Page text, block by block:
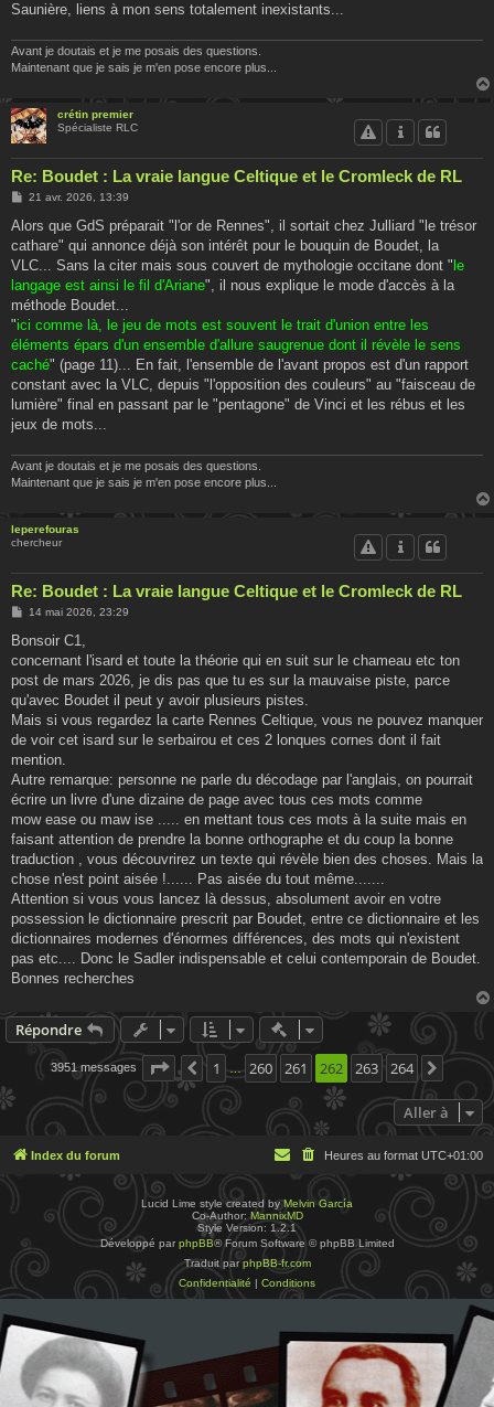
Saunière, liens à mon sens totalement inexistants...
Avant je doutais et je me posais des questions.
Maintenant que je sais je m'en pose encore plus...
crétin premier
Spécialiste RLC
Re: Boudet : La vraie langue Celtique et le Cromleck de RL
M
s
a
g
21 avr. 2026, 13:39
Alors que GdS préparait "l'or de Rennes", il sortait chez Julliard "le trésor
cathare" qui annonce déjà son intérêt pour le bouquin de Boudet, la
VLC... Sans la citer mais sous couvert de mythologie occitane dont " le
langage est ainsi le fil d'Ariane", il nous explique le mode d'accès à la
méthode Boudet...
"ici comme là, le jeu de mots est souvent le trait d'union entre les
éléments épars d'un ensemble d'allure saugrenue dont il révèle le sens
caché" (page 11)... En fait, l'ensemble de l'avant propos est d'un rapport
constant avec la VLC, depuis "l'opposition des couleurs" au "faisceau de
lumière" final en passant par le "pentagone" de Vinci et les rébus et les
jeux de mots...
Avant je doutais et je me posais des questions.
Maintenant que je sais je m'en pose encore plus...
leperefouras
chercheur
Re: Boudet : La vraie langue Celtique et le Cromleck de RL
M
s
a
g
14 mai 2026, 23:29
Bonsoir C1,
concernant l'isard et toute la théorie qui en suit sur le chameau etc ton
post de mars 2026, je dis pas que tu es sur la mauvaise piste, parce
qu'avec Boudet il peut y avoir plusieurs pistes.
Mais si vous regardez la carte Rennes Celtique, vous ne pouvez manquer
de voir cet isard sur le serbairou et ces 2 lonques cornes dont il fait
mention.
Autre remarque: personne ne parle du décodage par l'anglais, on pourrait
écrire un livre d'une dizaine de page avec tous ces mots comme
mow ease ou maw ise ..... en mettant tous ces mots à la suite mais en
faisant attention de prendre la bonne orthographe et du coup la bonne
traduction , vous découvrirez un texte qui révèle bien des choses. Mais la
chose n'est point aisée !...... Pas aisée du tout même.......
Attention si vous vous lancez là dessus, absolument avoir en votre
possession le dictionnaire prescrit par Boudet, entre ce dictionnaire et les
dictionnaires modernes d'énormes différences, des mots qui n'existent
pas etc.... Donc le Sadler indispensable et celui contemporain de Boudet.
Bonnes recherches
Répondre Actions rapides de
3951 messages Page 262 sur264
Précédente
1 … 260 261 262 263 264
Aller à
Index du forum Heures au format UTC+01:00
Lucid Lime style created by Melvin García
Co-Author:MannixMD
Style Version: 1.2.1
Développé par phpBB® Forum Software © phpBB Limited
Traduit par phpBB-fr.com
Confidentialité
Conditions